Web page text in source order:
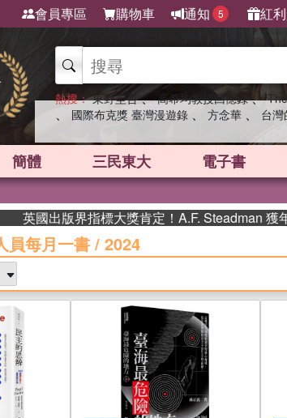
會員專區 購物車 通知 5 紅
熱搜： 東野圭吾 、 高希均教授回憶錄 、
、 國際布克獎 臺灣漫遊錄 、 方念華 、 台
簡體 三民東大 電子書
版界指標大獎肯定！A.F. Steadman 獲年度作家
員每月一書 / 2024